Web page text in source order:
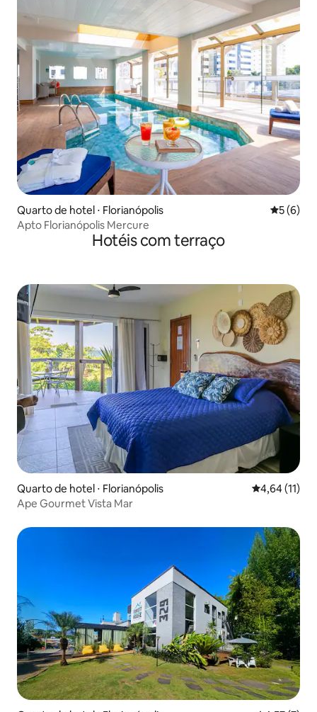
Quarto de hotel ⋅ Florianópolis 5 de
5 (6)
Apto Florianópolis Mercure
Hotéis com terraço
Quarto de hotel ⋅ Florianópolis 4,64 de uma
4,64 (11)
Ape Gourmet Vista Mar